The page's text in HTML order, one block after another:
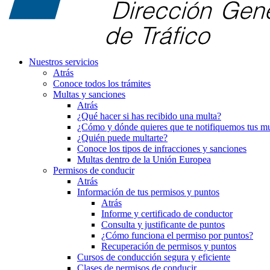
Nuestros servicios
Atrás
Conoce todos los trámites
Multas y sanciones
Atrás
¿Qué hacer si has recibido una multa?
¿Cómo y dónde quieres que te notifiquemos tus
¿Quién puede multarte?
Conoce los tipos de infracciones y sanciones
Multas dentro de la Unión Europea
Permisos de conducir
Atrás
Información de tus permisos y puntos
Atrás
Informe y certificado de conductor
Consulta y justificante de puntos
¿Cómo funciona el permiso por puntos?
Recuperación de permisos y puntos
Cursos de conducción segura y eficiente